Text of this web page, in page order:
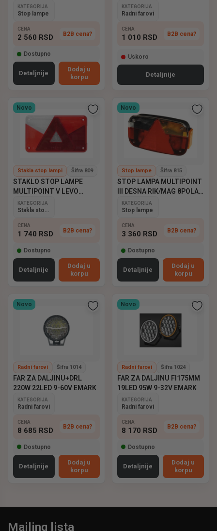
ASPOCK
KATEGORIJA
Stop lampe
CENA
2 560 RSD B2B cena?
Dostupno
Detaljnije
Dodaj u
korpu
KATEGORIJA
Radni farovi
CENA
1 010 RSD B2B cena?
Uskoro
Detaljnije
Novo
Stakla stop lampi Šifra 809
STAKLO STOP LAMPE
MULTIPOINT V LEVO
ASPOCK
KATEGORIJA
Stakla stop lampi
CENA
1 740 RSD B2B cena?
Dostupno
Detaljnije
Dodaj u
korpu
Novo
Stop lampe Šifra 815
STOP LAMPA MULTIPOINT
III DESNA RIK/MAG 8POLA
ASPOCK
KATEGORIJA
Stop lampe
CENA
3 360 RSD B2B cena?
Dostupno
Detaljnije
Dodaj u
korpu
Novo
Radni farovi Šifra 1014
FAR ZA DALJINU+DRL
220W 22LED 9-60V EMARK
KATEGORIJA
Radni farovi
CENA
8 685 RSD B2B cena?
Dostupno
Detaljnije
Dodaj u
korpu
Novo
Radni farovi Šifra 1024
FAR ZA DALJINU FI175MM
19LED 95W 9-32V EMARK
KATEGORIJA
Radni farovi
CENA
8 170 RSD B2B cena?
Dostupno
Detaljnije
Dodaj u
korpu
Mailing lista